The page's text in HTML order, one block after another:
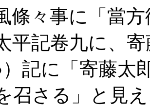
條々事に「當
平記卷九に、
）記に「寄藤太
召さる」と見